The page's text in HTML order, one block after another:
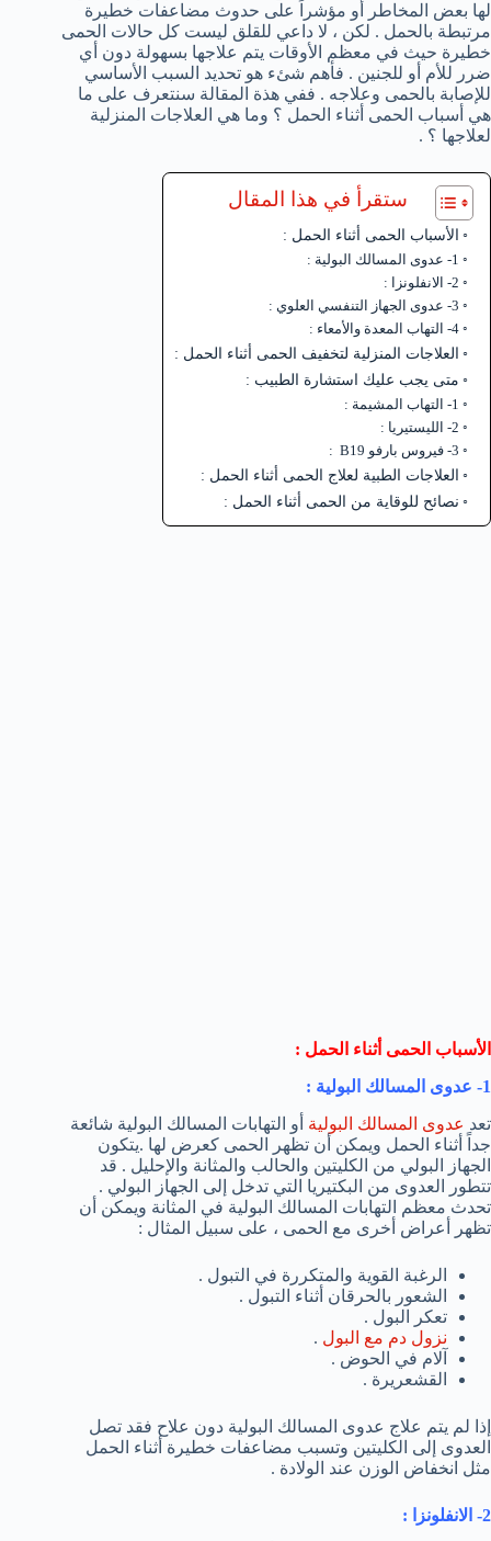
لها بعض المخاطر أو مؤشراً على حدوث مضاعفات خطيرة
مرتبطة بالحمل . لكن ، لا داعي للقلق ليست كل حالات الحمى
خطيرة حيث في معظم الأوقات يتم علاجها بسهولة دون أي
ضرر للأم أو للجنين . فأهم شئء هو تحديد السبب الأساسي
للإصابة بالحمى وعلاجه . ففي هذة المقالة سنتعرف على ما
هي أسباب الحمى أثناء الحمل ؟ وما هي العلاجات المنزلية
لعلاجها ؟ .
ستقرأ في هذا المقال
الأسباب الحمى أثناء الحمل :
1- عدوى المسالك البولية :
2- الانفلونزا :
3- عدوى الجهاز التنفسي العلوي :
4- التهاب المعدة والأمعاء :
العلاجات المنزلية لتخفيف الحمى أثناء الحمل :
متى يجب عليك استشارة الطبيب :
1- التهاب المشيمة :
2- الليستيريا :
3- فيروس بارفو B19 :
العلاجات الطبية لعلاج الحمى أثناء الحمل :
نصائح للوقاية من الحمى أثناء الحمل :
الأسباب الحمى أثناء الحمل :
1- عدوى المسالك البولية :
تعد عدوى المسالك البولية أو التهابات المسالك البولية شائعة
جداً أثناء الحمل ويمكن أن تظهر الحمى كعرض لها .يتكون
الجهاز البولي من الكليتين والحالب والمثانة والإحليل . قد
تتطور العدوى من البكتيريا التي تدخل إلى الجهاز البولي .
تحدث معظم التهابات المسالك البولية في المثانة ويمكن أن
تظهر أعراض أخرى مع الحمى ، على سبيل المثال :
الرغبة القوية والمتكررة في التبول .
الشعور بالحرقان أثناء التبول .
تعكر البول .
نزول دم مع البول .
آلام في الحوض .
القشعريرة .
إذا لم يتم علاج عدوى المسالك البولية دون علاح فقد تصل
العدوى إلى الكليتين وتسبب مضاعفات خطيرة أثناء الحمل
مثل انخفاض الوزن عند الولادة .
2- الانفلونزا :